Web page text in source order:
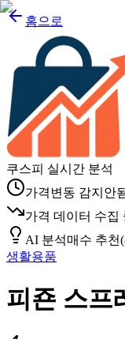
홈으로
쿠스피 실시간 분석
가격변동 감지안
가격 데이터 수집
AI 분석매수 추천(
생활용품
피죤 스프